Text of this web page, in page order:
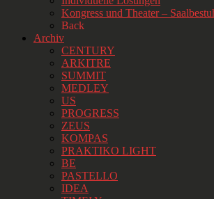
Kongress und Theater –
Back
Archiv
CENTURY
ARKITRE
SUMMIT
MEDLEY
US
PROGRESS
ZEUS
KOMPAS
PRAKTIKO LIGHT
BE
PASTELLO
IDEA